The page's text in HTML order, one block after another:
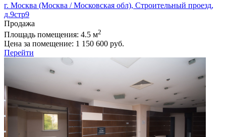
г. Москва (Москва / Московская обл), Строительный проезд,
д.9стр9
Продажа
Площадь помещения: 4.5 м2
Цена за помещение: 1 150 600 руб.
Перейти